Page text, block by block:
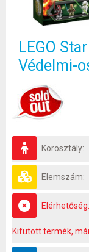
LEGO
Védelmi-
Korosztály:
Elemszám:
Elérhetőség:
Kifutott termék,